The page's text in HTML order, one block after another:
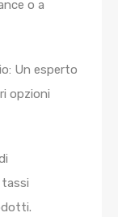
o a
Un esperto
opzioni